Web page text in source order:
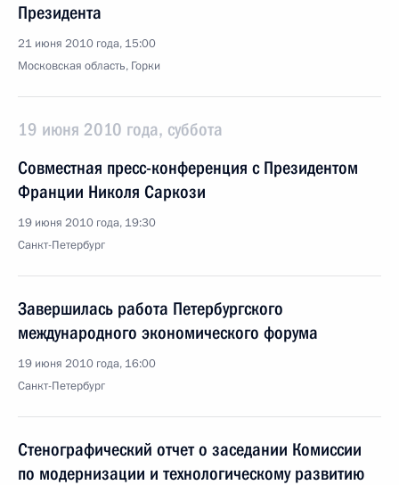
Президента
21 июня 2010 года, 15:00
Московская область, Горки
19 июня 2010 года, суббота
Совместная пресс-конференция с Президентом
Франции Николя Саркози
19 июня 2010 года, 19:30
Санкт-Петербург
Завершилась работа Петербургского
международного экономического форума
19 июня 2010 года, 16:00
Санкт-Петербург
Стенографический отчет о заседании Комиссии
по модернизации и технологическому развитию